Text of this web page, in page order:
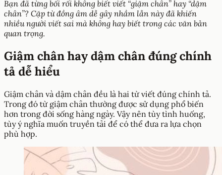
Bạn đã từng bối rối không biết viết “giậm chân” hay “dậm
chân”? Cặp từ đồng âm dễ gây nhầm lẫn này đã khiến
nhiều người viết sai mà không hay biết trong các văn bản
quan trọng.
Giậm chân hay dậm chân đúng chính
tả dễ hiểu
Giậm chân và dậm chân đều là hai từ viết đúng chính tả.
Trong đó từ giậm chân thường được sử dụng phổ biến
hơn trong đời sống hàng ngày. Vậy nên tùy tình huống,
tùy ý nghĩa muốn truyền tải để có thể đưa ra lựa chọn
phù hợp.